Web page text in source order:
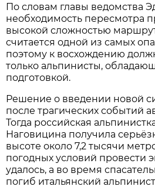
По словам главы ведомства
необходимость пересмотра
высокой сложностью
считается одной из самых
поэтому к восхождению
только альпинисты,
подготовкой.
Решение о введении новой
после трагических событий
Тогда российская
Наговицина получила
высоте около 7,2 тысячи
погодных условий провести
удалось, а во время
погиб итальянский